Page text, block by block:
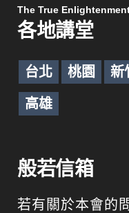
The True
各地講堂
台北 桃園 新
高雄
般若信箱
若有關於本會的